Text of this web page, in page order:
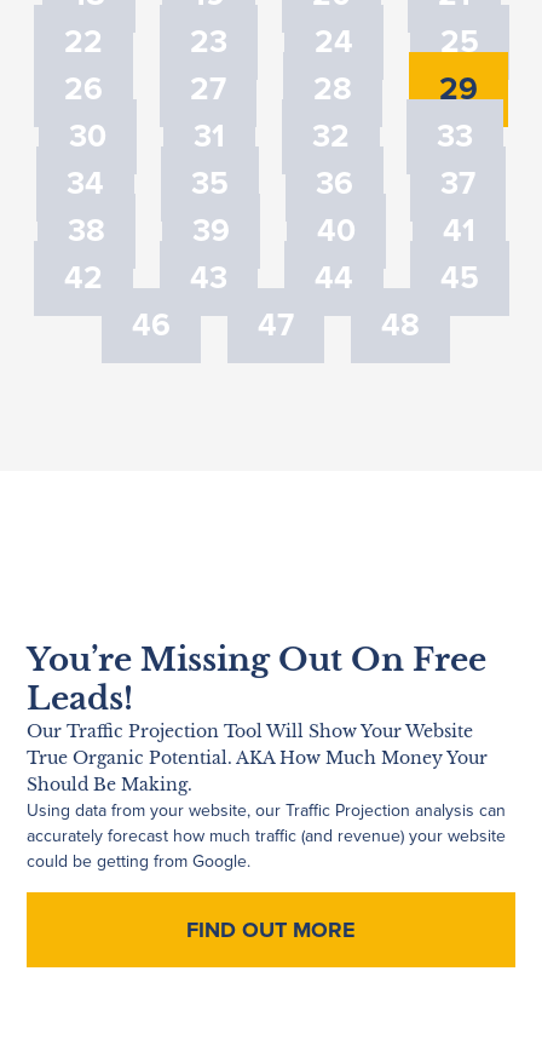
22
23 24
25
26
27 28
29
30
31 32
33
34
35 36
37
38
39 40
41
42
43 44
45
46
47 48
You’re Missing Out On Free
Leads!
Our Traffic Projection Tool Will Show Your Website
True Organic Potential. AKA How Much Money Your
Should Be Making.
Using data from your website, our Traffic Projection analysis can
accurately forecast how much traffic (and revenue) your website
could be getting from Google.
FIND OUT MORE